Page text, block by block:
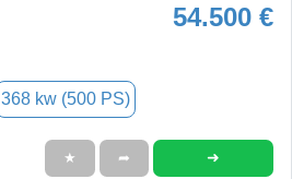
54.500 €
368 kw (500 PS)
★ ➦ ➜